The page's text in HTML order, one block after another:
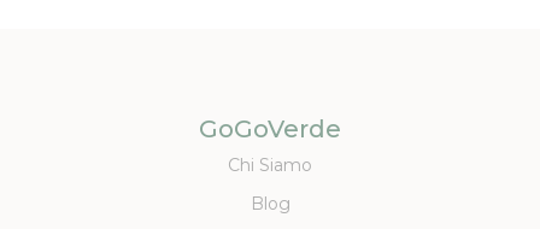
GoGoVerde
Chi Siamo
Blog